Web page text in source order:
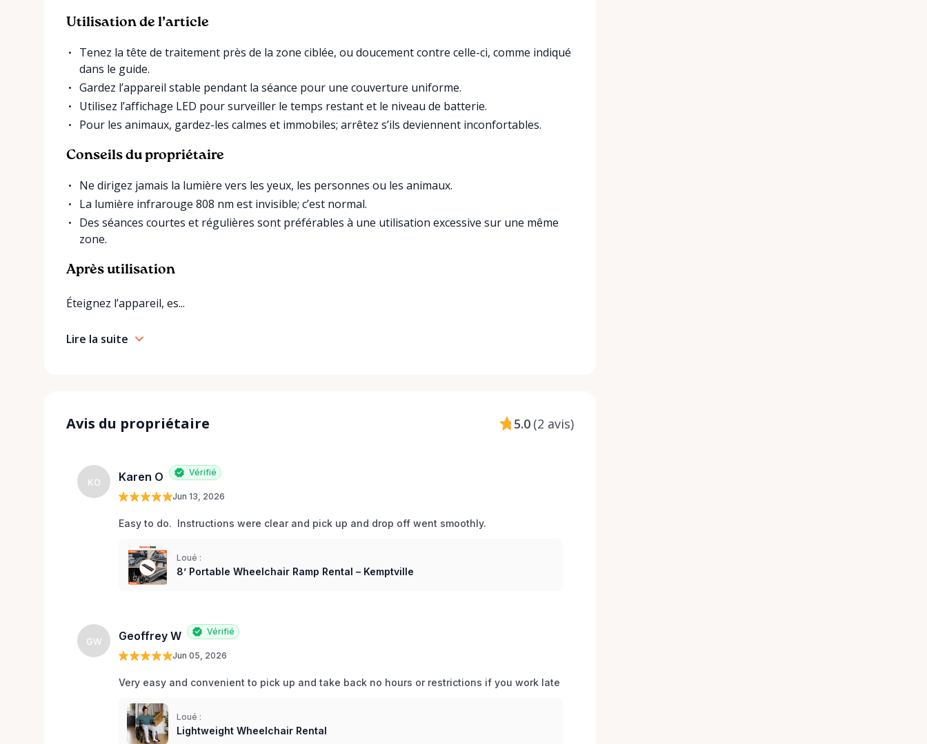
Utilisation de l’article
Tenez la tête de traitement près de la zone ciblée, ou doucement contre celle-ci, comme indiqué
dans le guide.
Gardez l’appareil stable pendant la séance pour une couverture uniforme.
Utilisez l’affichage LED pour surveiller le temps restant et le niveau de batterie.
Pour les animaux, gardez-les calmes et immobiles; arrêtez s’ils deviennent inconfortables.
Conseils du propriétaire
Ne dirigez jamais la lumière vers les yeux, les personnes ou les animaux.
La lumière infrarouge 808 nm est invisible; c’est normal.
Des séances courtes et régulières sont préférables à une utilisation excessive sur une même
zone.
Après utilisation
Éteignez l’appareil, es...
Lire la suite
Avis du propriétaire 5.0 (2 avis)
KO Karen O Vérifié
Jun 13, 2026
Easy to do.  Instructions were clear and pick up and drop off went smoothly.
Loué :
8’ Portable Wheelchair Ramp Rental – Kemptville
GW Geoffrey W Vérifié
Jun 05, 2026
Very easy and convenient to pick up and take back no hours or restrictions if you work late
Loué :
Lightweight Wheelchair Rental